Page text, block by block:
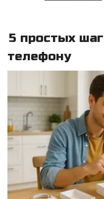
5 простых
телефону